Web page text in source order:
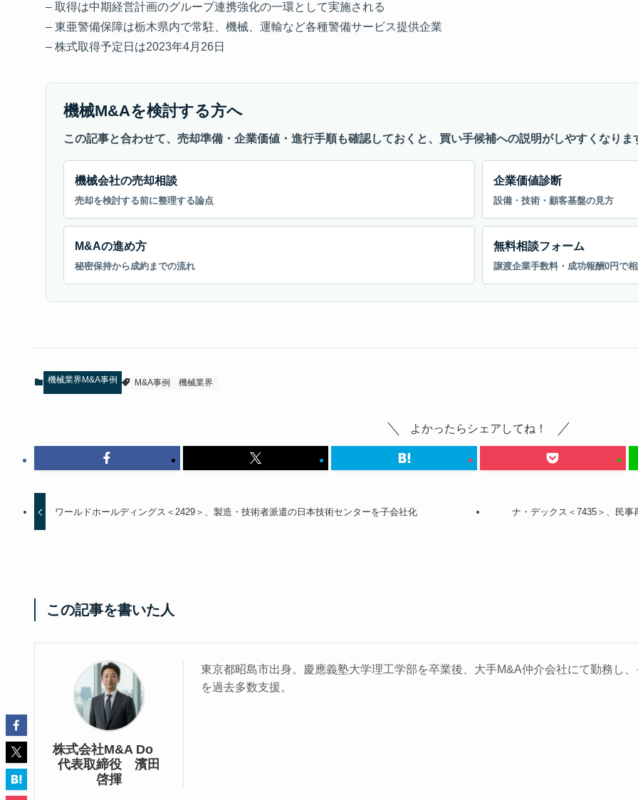
– 取得は中期経営計画のグループ連携強化の一環として実施される
– 東亜警備保障は栃木県内で常駐、機械、運輸など各種警備サービス提供企業
– 株式取得予定日は2023年4月26日
機械M&Aを検討する方へ
この記事と合わせて、売却準備・企業価値・進行手順も確認しておくと、買い手候補への説明がしやすくなりま
機械会社の売却相談
売却を検討する前に整理する論点
企業価値診断
設備・技術・顧客基盤の見方
M&Aの進め方
秘密保持から成約までの流れ
無料相談フォーム
譲渡企業手数料・成功報酬0円で
機械業界M&A事例 M&A事例 機械業界
よかったらシェアしてね！
ワールドホールディングス＜2429＞、製造・技術者派遣の日本技術センターを子会社化 ナ・デックス＜7435＞、民
この記事を書いた人
株式会社M&A Do
代表取締役 濱田
啓揮
東京都昭島市出身。慶應義塾大学理工学部を卒業後、大手M&A仲介会社にて勤務し
を過去多数支援。